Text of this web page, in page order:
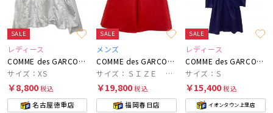
SALE
レディース
COMME des GARCONS COMME des GARCONS
サイズ：XS
￥8,800税込
名古屋徳重店
SALE
メンズ
COMME des GARCONS HOMME PLUS
サイズ：ＳＩＺＥ ＸＳ
￥19,800税込
福岡春日店
SALE
レディース
COMME des GARCONS HOMME PLUS
サイズ：S
￥15,400税込
イオンタウン上里店